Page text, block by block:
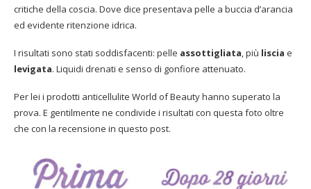
critiche della coscia. Dove dice presentava pelle a buccia d’arancia
ed evidente ritenzione idrica.
I risultati sono stati soddisfacenti: pelle assottigliata, più liscia e
levigata. Liquidi drenati e senso di gonfiore attenuato.
Per lei i prodotti anticellulite World of Beauty hanno superato la
prova. E gentilmente ne condivide i risultati con questa foto oltre
che con la recensione in questo post.